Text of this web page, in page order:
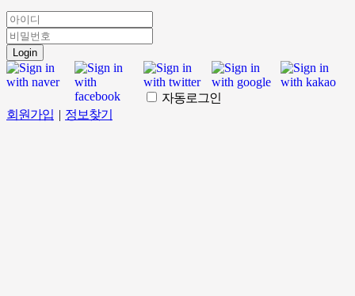
Login
자동로그인
회원가입 | 정보찾기